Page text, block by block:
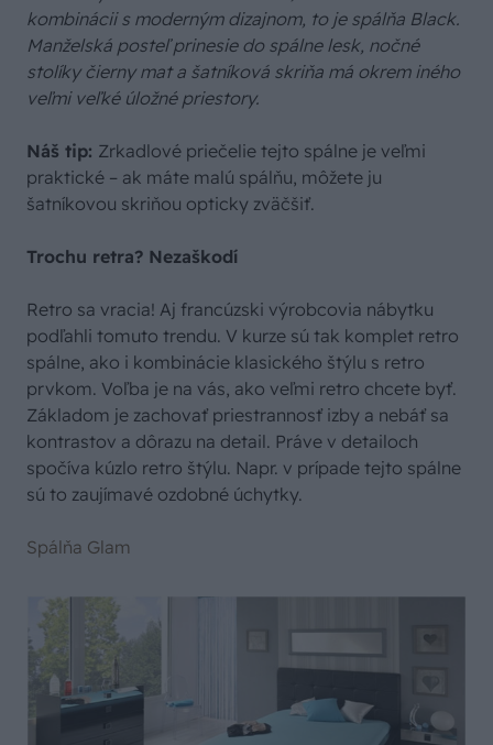
kombinácii s moderným dizajnom, to je spálňa Black.
Manželská posteľ prinesie do spálne lesk, nočné
stolíky čierny mat a šatníková skriňa má okrem iného
veľmi veľké úložné priestory.
Náš tip: Zrkadlové priečelie tejto spálne je veľmi
praktické – ak máte malú spálňu, môžete ju
šatníkovou skriňou opticky zväčšiť.
Trochu retra? Nezaškodí
Retro sa vracia! Aj francúzski výrobcovia nábytku
podľahli tomuto trendu. V kurze sú tak komplet retro
spálne, ako i kombinácie klasického štýlu s retro
prvkom. Voľba je na vás, ako veľmi retro chcete byť.
Základom je zachovať priestrannosť izby a nebáť sa
kontrastov a dôrazu na detail. Práve v detailoch
spočíva kúzlo retro štýlu. Napr. v prípade tejto spálne
sú to zaujímavé ozdobné úchytky.
Spálňa Glam